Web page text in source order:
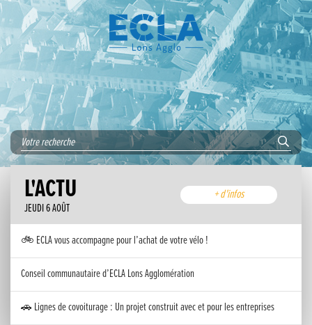
L'ACTU
JEUDI 6 AOÛT
+ d'infos
🚲 ECLA vous accompagne pour l’achat de votre vélo !
Conseil communautaire d’ECLA Lons Agglomération
🚗 Lignes de covoiturage : Un projet construit avec et pour les entreprises